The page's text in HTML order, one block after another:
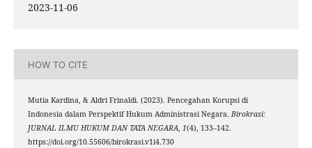
2023-11-06
HOW TO CITE
Mutia Kardina, & Aldri Frinaldi. (2023). Pencegahan Korupsi di
Indonesia dalam Perspektif Hukum Administrasi Negara. Birokrasi:
JURNAL ILMU HUKUM DAN TATA NEGARA, 1(4), 133–142.
https://doi.org/10.55606/birokrasi.v1i4.730